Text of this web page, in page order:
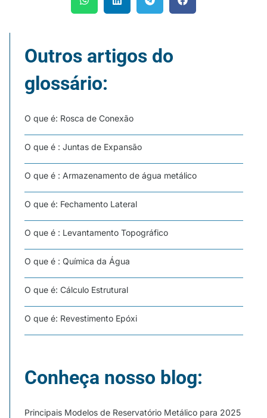
Outros artigos do
glossário:
O que é: Rosca de Conexão
O que é : Juntas de Expansão
O que é : Armazenamento de água metálico
O que é: Fechamento Lateral
O que é : Levantamento Topográfico
O que é : Química da Água
O que é: Cálculo Estrutural
O que é: Revestimento Epóxi
Conheça nosso blog:
Principais Modelos de Reservatório Metálico para 2025